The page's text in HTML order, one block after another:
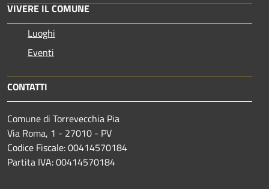
VIVERE IL COMUNE
Luoghi
Eventi
CONTATTI
Comune di Torrevecchia Pia
Via Roma, 1 - 27010 - PV
Codice Fiscale: 00414570184
Partita IVA: 00414570184